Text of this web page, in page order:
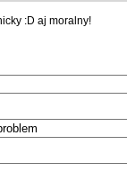
:D aj moralny!